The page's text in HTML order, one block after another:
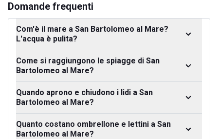
Domande frequenti
Com'è il mare a San Bartolomeo al Mare?
L'acqua è pulita?
Come si raggiungono le spiagge di San
Bartolomeo al Mare?
Quando aprono e chiudono i lidi a San
Bartolomeo al Mare?
Quanto costano ombrellone e lettini a San
Bartolomeo al Mare?